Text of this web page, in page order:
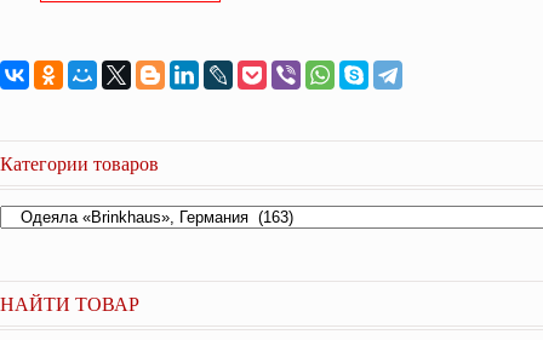
Категории товаров
НАЙТИ ТОВАР